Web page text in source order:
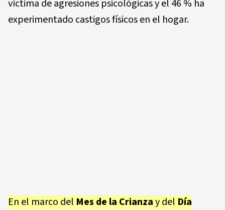
víctima de agresiones psicológicas y el 46 % ha
experimentado castigos físicos en el hogar.
En el marco del Mes de la Crianzay del Día